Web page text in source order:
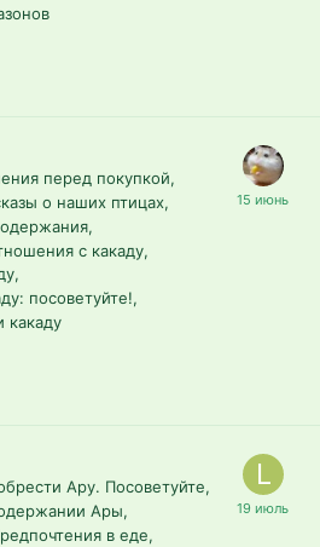
перед покупкой
о наших птицах
с какаду
посоветуйте!
какаду
Ару. Посоветуйте
Ары
в еде